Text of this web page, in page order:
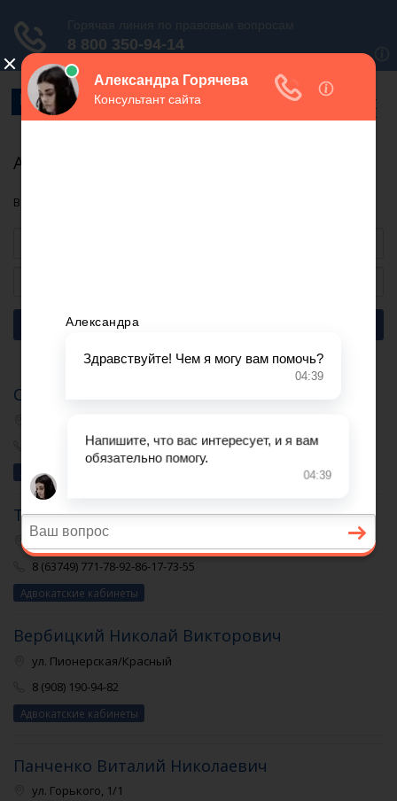
Адвокаты в Пролетарске
В Пролетарске работают 5 адвокатских кабинетов.
Самкович Лариса Антоновна
8 (63749) 955-98-92-81-01-64-76
Адвокатские кабинеты
Текутов Олег Александрович
ул. Ленина, 69
8 (63749) 771-78-92-86-17-73-55
Адвокатские кабинеты
Вербицкий Николай Викторович
ул. Пионерская/Красный
8 (908) 190-94-82
Адвокатские кабинеты
Панченко Виталий Николаевич
ул. Горького, 1/1